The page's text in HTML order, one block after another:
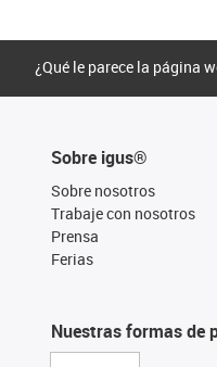
¿Qué le parece la página
Sobre igus®
Sobre nosotros
Trabaje con nosotros
Prensa
Ferias
Nuestras formas de